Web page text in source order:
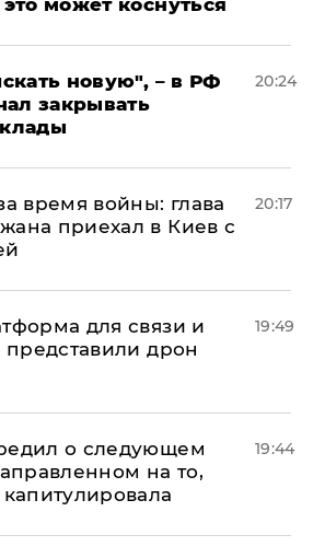
новую", – в РФ
закрывать
20:24
время войны: глава
приехал в Киев с
20:17
для связи и
дрон
19:49
о следующем
на то,
19:44